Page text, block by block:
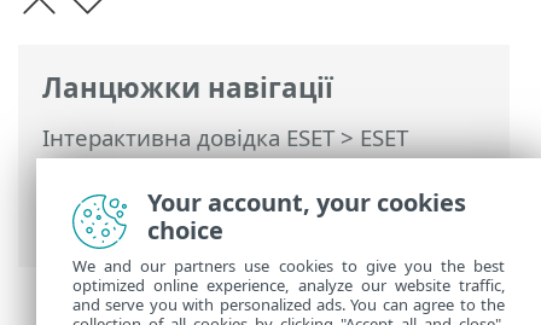
Ланцюжки навігації
Інтерактивна довідка ESET>ESET
PROTECT On-Prem>Використання ESET
PROTECT On-Prem>ESET PROTECT On-
Prem Головне меню
> Завдання
Your account, your cookies
choice
We and our partners use cookies to give you the best
optimized online experience, analyze our website traffic,
and serve you with personalized ads. You can agree to the